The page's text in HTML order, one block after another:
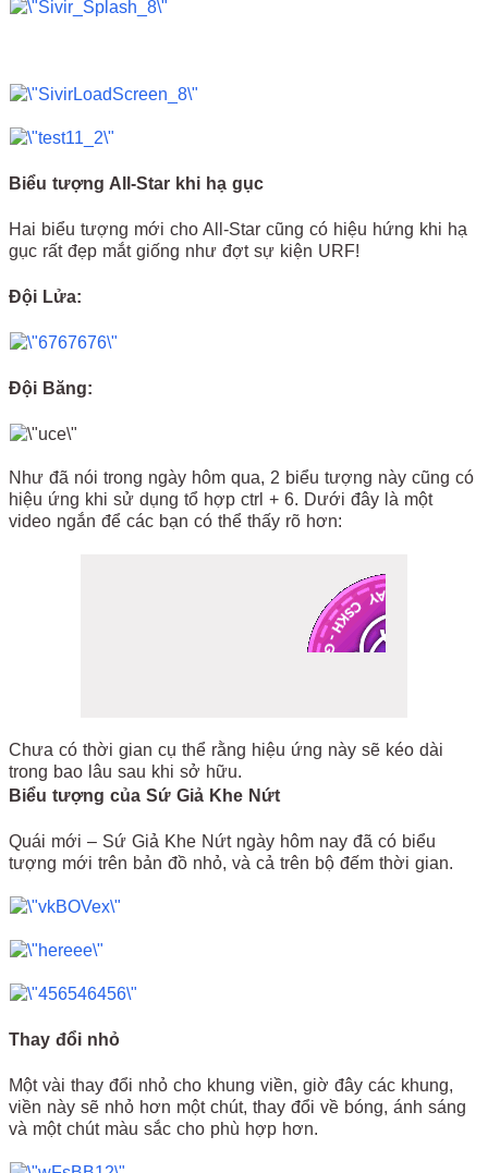
Biểu tượng All-Star khi hạ gục
Hai biểu tượng mới cho All-Star cũng có hiệu hứng khi hạ
gục rất đẹp mắt giống như đợt sự kiện URF!
Đội Lửa:
Đội Băng:
Như đã nói trong ngày hôm qua, 2 biểu tượng này cũng có
hiệu ứng khi sử dụng tổ hợp ctrl + 6. Dưới đây là một
video ngắn để các bạn có thể thấy rõ hơn:
Chưa có thời gian cụ thể rằng hiệu ứng này sẽ kéo dài
trong bao lâu sau khi sở hữu.
Biểu tượng của Sứ Giả Khe Nứt
Quái mới – Sứ Giả Khe Nứt ngày hôm nay đã có biểu
tượng mới trên bản đồ nhỏ, và cả trên bộ đếm thời gian.
Thay đổi nhỏ
Một vài thay đổi nhỏ cho khung viền, giờ đây các khung,
viền này sẽ nhỏ hơn một chút, thay đổi về bóng, ánh sáng
và một chút màu sắc cho phù hợp hơn.